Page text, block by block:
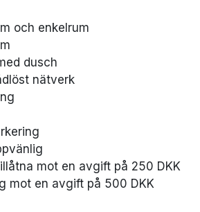
och enkelrum
dusch
nätverk
mot en avgift på 250 DKK
mot en avgift på 500 DKK